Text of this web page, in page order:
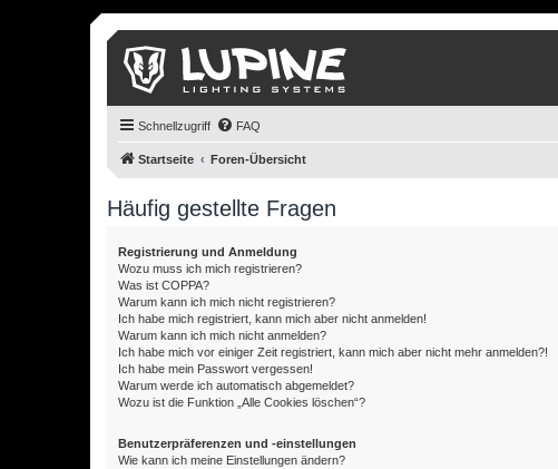
Schnellzugriff FAQ
Startseite Foren-Übersicht
Häufig gestellte Fragen
Registrierung und Anmeldung
Wozu muss ich mich registrieren?
Was ist COPPA?
Warum kann ich mich nicht registrieren?
Ich habe mich registriert, kann mich aber nicht anmelden!
Warum kann ich mich nicht anmelden?
Ich habe mich vor einiger Zeit registriert, kann mich aber nicht mehr anmelden?!
Ich habe mein Passwort vergessen!
Warum werde ich automatisch abgemeldet?
Wozu ist die Funktion „Alle Cookies löschen“?
Benutzerpräferenzen und -einstellungen
Wie kann ich meine Einstellungen ändern?